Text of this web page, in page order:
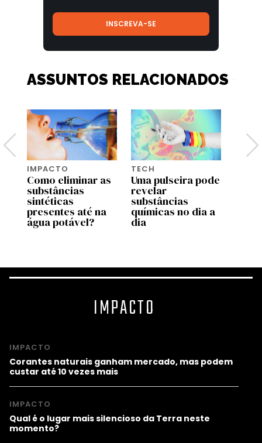
ASSUNTOS RELACIONADOS
IMPACTO
Como eliminar as
substâncias
sintéticas
presentes até na
água potável?
TECH
Uma pulseira pode
revelar
substâncias
químicas no dia a
dia
IMPACTO
IMPACTO
Corantes naturais ganham mercado, mas podem
custar até 10 vezes mais
IMPACTO
Qual é o lugar mais silencioso da Terra neste
momento?